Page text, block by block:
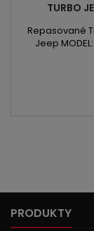
TURBO
Repasované
Jeep
P428CW
PRODUKTY